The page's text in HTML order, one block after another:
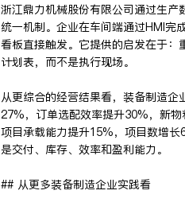
浙江鼎力机械股份有限公司通过生
统一机制。企业在车间端通过HMI完
看板直接触发。它提供的启发在于
计划表，而不是执行现场。
从更综合的经营结果看，装备制造
27%，订单选配效率提升30%，新
项目承载能力提升15%，项目数增
是交付、库存、效率和盈利能力。
## 从更多装备制造企业实践看